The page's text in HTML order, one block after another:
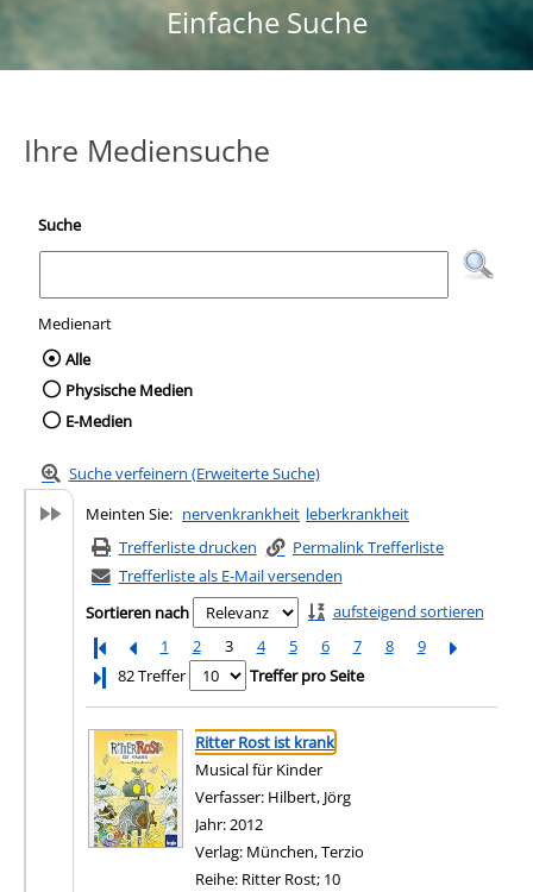
Einfache Suche
Ihre Mediensuche
Suche
Medienart
Wählen Sie die Medienart nach der Sie
Alle
Physische Medien
E-Medien
Suche verfeinern (Erweiterte Suche)
Meinten Sie: nervenkrankheit leberkrankheit
Trefferliste drucken
Permalink Trefferliste
Trefferliste als E-Mail versenden
Sortieren nach
aufsteigend sortieren
1
2 3 4 5 6 7 8
9
Letzte Seite
82 Treffer Treffer pro Seite
Suchergebnis
Zu den Suchfiltern springen
Ritter Rost ist krank
Musical für Kinder
Verfasser: Hilbert, Jörg
Jahr:2012
Verlag: München, Terzio
Reihe: Ritter Rost; 10